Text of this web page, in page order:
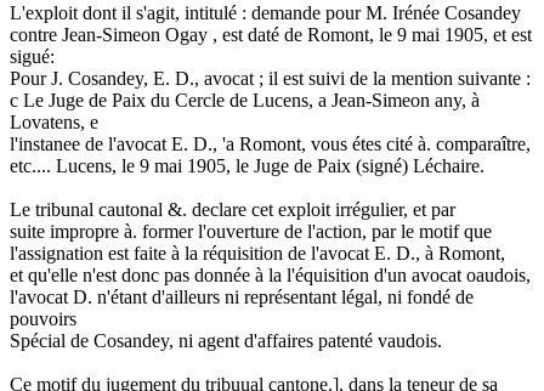
L'exploit dont il s'agit, intitulé : demande pour M. Irénée Cosandey
contre Jean-Simeon Ogay , est daté de Romont, le 9 mai 1905, et est
sigué:
Pour J. Cosandey, E. D., avocat ; il est suivi de la mention suivante :
c Le Juge de Paix du Cercle de Lucens, a Jean-Simeon any, à
Lovatens, e
l'instanee de l'avocat E. D., 'a Romont, vous étes cité à. comparaître,
etc.... Lucens, le 9 mai 1905, le Juge de Paix (signé) Léchaire.
Le tribunal cautonal &. declare cet exploit irrégulier, et par
suite impropre à. former l'ouverture de l'action, par le motif que
l'assignation est faite à la réquisition de l'avocat E. D., à Romont,
et qu'elle n'est donc pas donnée à la l'équisition d'un avocat oaudois,
l'avocat D. n'étant d'ailleurs ni représentant légal, ni fondé de
pouvoirs
Spécial de Cosandey, ni agent d'affaires patenté vaudois.
Ce motif du jugement du tribuual cantone.], dans la teneur de sa